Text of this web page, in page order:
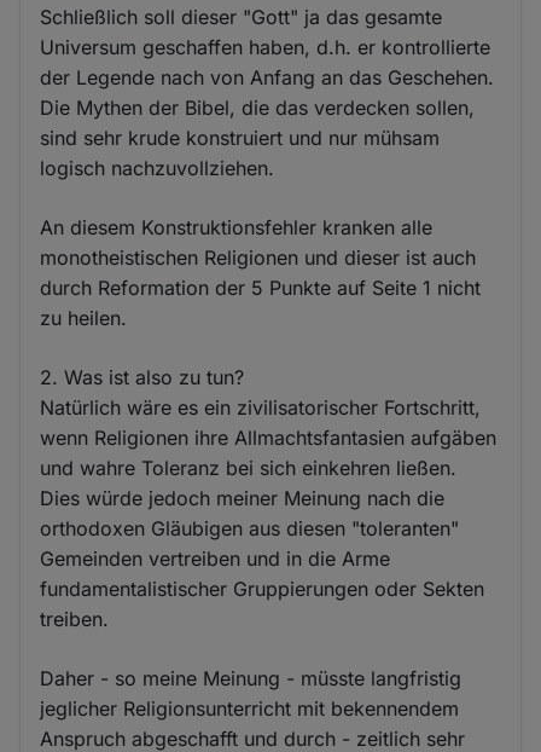
Schließlich soll dieser "Gott" ja das gesamte
Universum geschaffen haben, d.h. er kontrollierte
der Legende nach von Anfang an das Geschehen.
Die Mythen der Bibel, die das verdecken sollen,
sind sehr krude konstruiert und nur mühsam
logisch nachzuvollziehen.
An diesem Konstruktionsfehler kranken alle
monotheistischen Religionen und dieser ist auch
durch Reformation der 5 Punkte auf Seite 1 nicht
zu heilen.
2. Was ist also zu tun?
Natürlich wäre es ein zivilisatorischer Fortschritt,
wenn Religionen ihre Allmachtsfantasien aufgäben
und wahre Toleranz bei sich einkehren ließen.
Dies würde jedoch meiner Meinung nach die
orthodoxen Gläubigen aus diesen "toleranten"
Gemeinden vertreiben und in die Arme
fundamentalistischer Gruppierungen oder Sekten
treiben.
Daher - so meine Meinung - müsste langfristig
jeglicher Religionsunterricht mit bekennendem
Anspruch abgeschafft und durch - zeitlich sehr